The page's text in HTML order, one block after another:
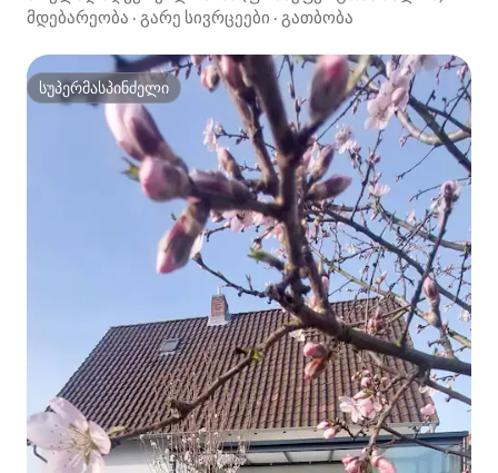
მდებარეობა · გარე სივრცეები · გათბობა
სუპერმასპინძელი
სუპერმასპინძელი